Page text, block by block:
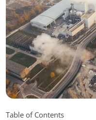
Table of Contents